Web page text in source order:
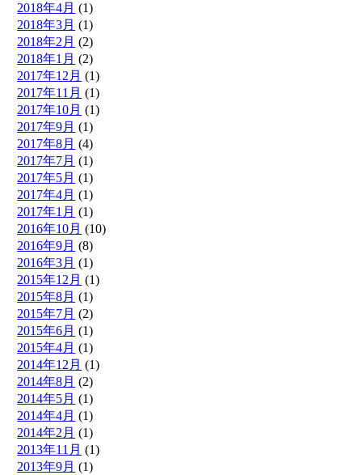
2018年4月 (1)
2018年3月 (1)
2018年2月 (2)
2018年1月 (2)
2017年12月 (1)
2017年11月 (1)
2017年10月 (1)
2017年9月 (1)
2017年8月 (4)
2017年7月 (1)
2017年5月 (1)
2017年4月 (1)
2017年1月 (1)
2016年10月 (10)
2016年9月 (8)
2016年3月 (1)
2015年12月 (1)
2015年8月 (1)
2015年7月 (2)
2015年6月 (1)
2015年4月 (1)
2014年12月 (1)
2014年8月 (2)
2014年5月 (1)
2014年4月 (1)
2014年2月 (1)
2013年11月 (1)
2013年9月 (1)